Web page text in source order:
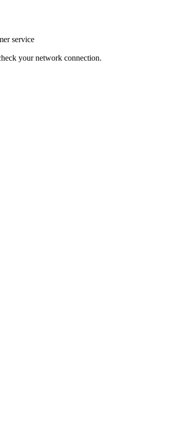
service
your network connection.